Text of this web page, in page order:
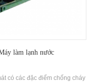
nhiệt nguồn không khí
nhiệt độ hoạt động ổn định